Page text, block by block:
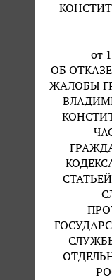
от
ОБ
ЖАЛОБЫ